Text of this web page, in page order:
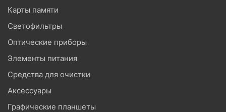
Карты памяти
Светофильтры
Оптические приборы
Элементы питания
Средства для очистки
Аксессуары
Графические планшеты